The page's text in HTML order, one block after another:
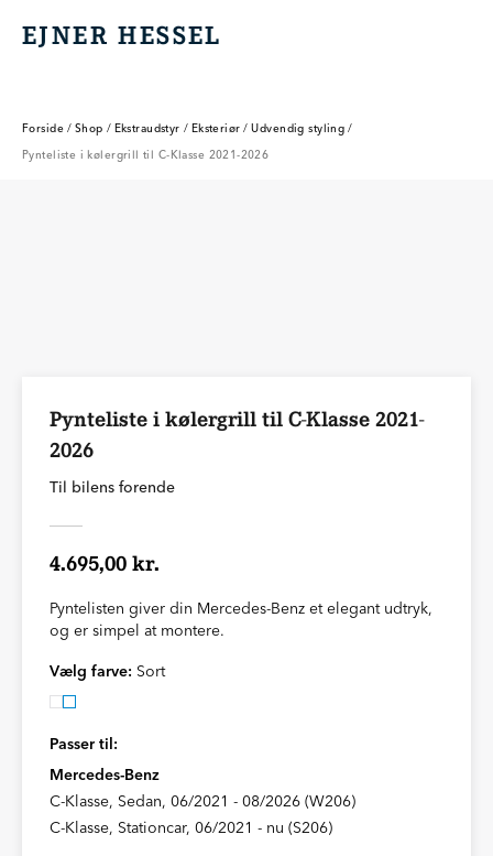
EJNER HESSEL
EJNER HESSEL
Forside / Shop / Ekstraudstyr / Eksteriør / Udvendig styling /
Pynteliste i kølergrill til C-Klasse 2021-2026
Pynteliste i kølergrill til C-Klasse 2021-
2026
Til bilens forende
4.695,00 kr.
Pyntelisten giver din Mercedes-Benz et elegant udtryk,
og er simpel at montere.
Vælg farve: Sort
Passer til:
Mercedes-Benz
C-Klasse, Sedan, 06/2021 - 08/2026 (W206)
C-Klasse, Stationcar, 06/2021 - nu (S206)